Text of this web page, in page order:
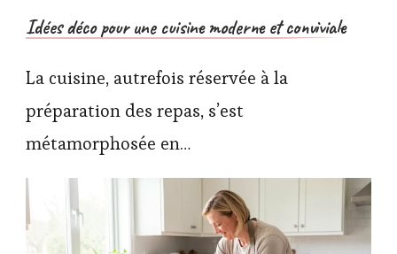
Idées déco pour une cuisine moderne et conviviale
La cuisine, autrefois réservée à la
préparation des repas, s’est
métamorphosée en…